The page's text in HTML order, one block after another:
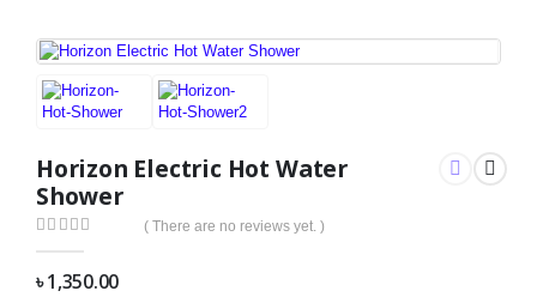
Horizon Electric Hot Water
Shower
0out of 5
( There are no reviews yet. )
৳1,350.00